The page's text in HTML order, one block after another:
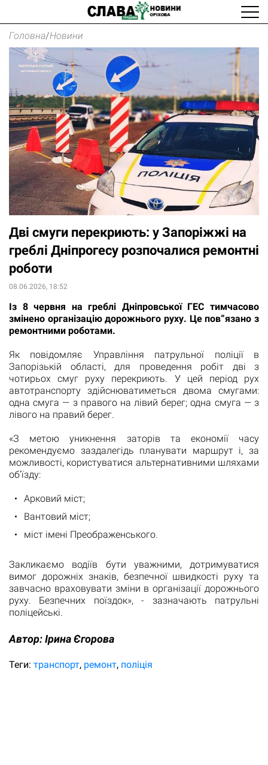
Головна/Новини
Дві смуги перекриють: у Запоріжжі на
греблі Дніпрогесу розпочалися ремонтні
роботи
08.06.2026, 18:52
Із 8 червня на греблі Дніпровської ГЕС тимчасово
змінено організацію дорожнього руху. Це пов“язано з
ремонтними роботами.
Як повідомляє Управління патрульної поліції в
Запорізькій області, для проведення робіт дві з
чотирьох смуг руху перекриють. У цей період рух
автотранспорту здійснюватиметься двома смугами:
одна смуга — з правого на лівий берег; одна смуга — з
лівого на правий берег.
«З метою уникнення заторів та економії часу
рекомендуємо заздалегідь планувати маршрут і, за
можливості, користуватися альтернативними шляхами
об’їзду:
Арковий міст;
Вантовий міст;
міст імені Преображенського.
Закликаємо водіїв бути уважними, дотримуватися
вимог дорожніх знаків, безпечної швидкості руху та
завчасно враховувати зміни в організації дорожнього
руху. Безпечних поїздок», - зазначають патрульні
поліцейські.
Автор:Ірина Єгорова
Теги: транспорт ремонт поліція